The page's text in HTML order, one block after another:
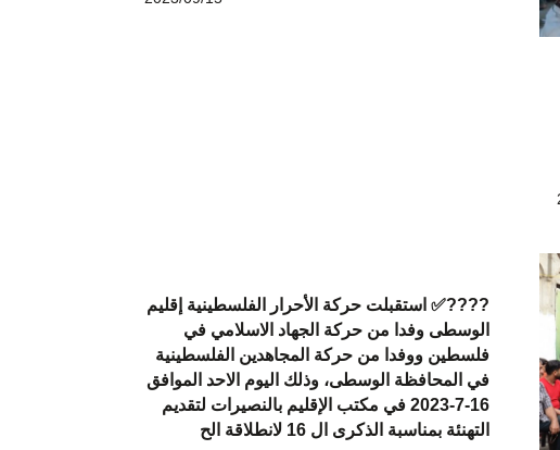
????️✅ استقبلت حركة الأحرار الفلسطينية إقليم
الوسطى وفدا من حركة الجهاد الاسلامي في
فلسطين ووفدا من حركة المجاهدين الفلسطينية
في المحافظة الوسطى، وذلك اليوم الاحد الموافق
16-7-2023 في مكتب الإقليم بالنصيرات لتقديم
التهنئة بمناسبة الذكرى ال 16 لانطلاقة الح